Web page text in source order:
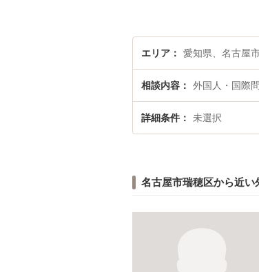
エリア 愛知県、名古屋
相談内容 外国人・国際
詳細条件 未選択
名古屋市瑞穂区から近